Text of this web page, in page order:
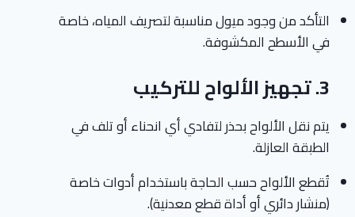
التأكد من وجود ميول مناسبة لتصريف المياه، خاصة
في الأسطح المكشوفة.
3. تجهيز الألواح للتركيب
يتم نقل الألواح بحذر لتفادي أي انحناء أو تلف في
الطبقة العازلة.
تُقطع الألواح حسب الحاجة باستخدام أدوات خاصة
(منشار دائري أو أداة قطع معدنية).